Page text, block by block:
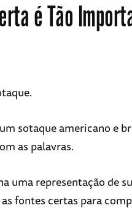
é Tão
sotaque americano e
as palavras.
uma representação de
fontes certas para